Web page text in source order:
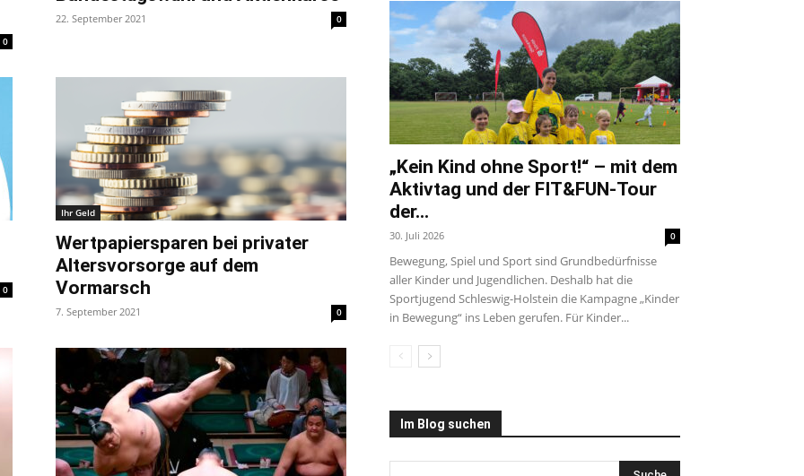
0
22. September 2021 0
0
Ihr Geld
Wertpapiersparen bei privater
Altersvorsorge auf dem
Vormarsch
7. September 2021 0
„Kein Kind ohne Sport!“ – mit dem
Aktivtag und der FIT&FUN-Tour
der...
30. Juli 2026 0
Bewegung, Spiel und Sport sind Grundbedürfnisse
aller Kinder und Jugendlichen. Deshalb hat die
Sportjugend Schleswig-Holstein die Kampagne „Kinder
in Bewegung“ ins Leben gerufen. Für Kinder...
Im Blog suchen